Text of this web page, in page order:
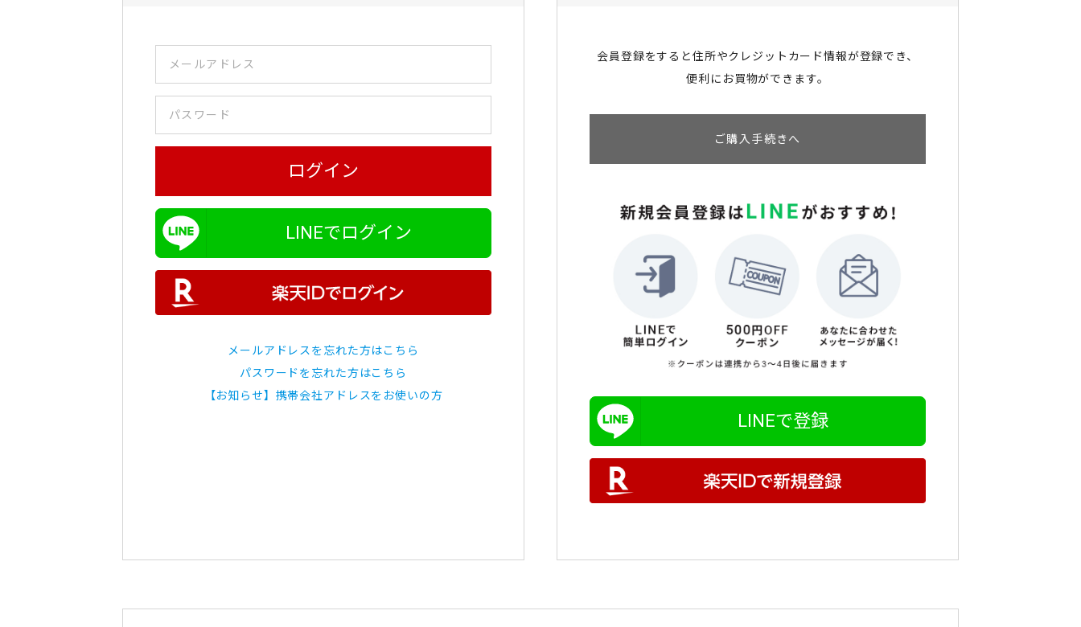
ログイン
LINEでログイン
メールアドレスを忘れた方はこちら
パスワードを忘れた方はこちら
【お知らせ】携帯会社アドレスをお使いの方
会員登録をすると住所やクレジットカード情報が登録でき、
便利にお買物ができます。
ご購入手続きへ
LINEで登録